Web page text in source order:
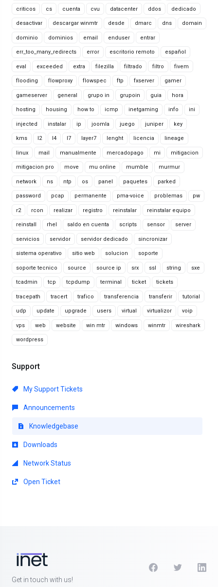
criticos cs cuenta cvu datacenter ddos dedicado
desactivar descargar winmtr desde dmarc dns domain
dominio dominios email enduser entrar
err_too_many_redirects error escritorio remoto español
eval exceeded extra filezilla filtrado filtro fivem
flooding flowproxy flowspec ftp fxserver gamer
gameserver general grupo in grupoin guia hora
hosting housing how to icmp inetgaming info ini
injected instalar ip joomla juego juniper key
kms l2 l4 l7 layer7 lenght licencia lineage
linux mail manualmente mercadopago mi mitigacion
mitigacion pro move mu online mumble murmur
network ns ntp os panel paquetes parked
password pcap permanente pma-voice problemas pw
r2 rcon realizar registro reinstalar reinstalar equipo
reinstall rhel saldo en cuenta scripts sensor server
servicios servidor servidor dedicado sincronizar
sistema operativo sitio web solucion soporte
soporte tecnico source source ip srx ssl string sxe
tcadmin tcp tcpdump terminal ticket tickets
tracepath tracert trafico transferencia transferir tutorial
udp update upgrade users virtual virtualizor voip
vps web website win mtr windows winmtr wireshark
wordpress
Support
My Support Tickets
Announcements
Knowledgebase
Downloads
Network Status
Open Ticket
Get in touch with us!